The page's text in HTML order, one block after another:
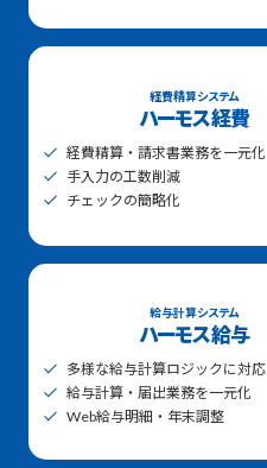
経費精算システム
ハーモス経費
経費精算・請求書業務を一元化
手入力の工数削減
チェックの簡略化
給与計算システム
ハーモス給与
多様な給与計算ロジックに対応
給与計算・届出業務を一元化
Web給与明細・年末調整